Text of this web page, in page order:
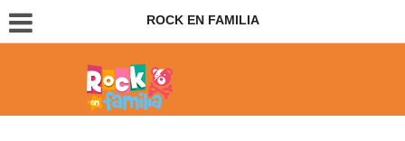
ROCK EN FAMILIA
Conciertos para padres e hijos